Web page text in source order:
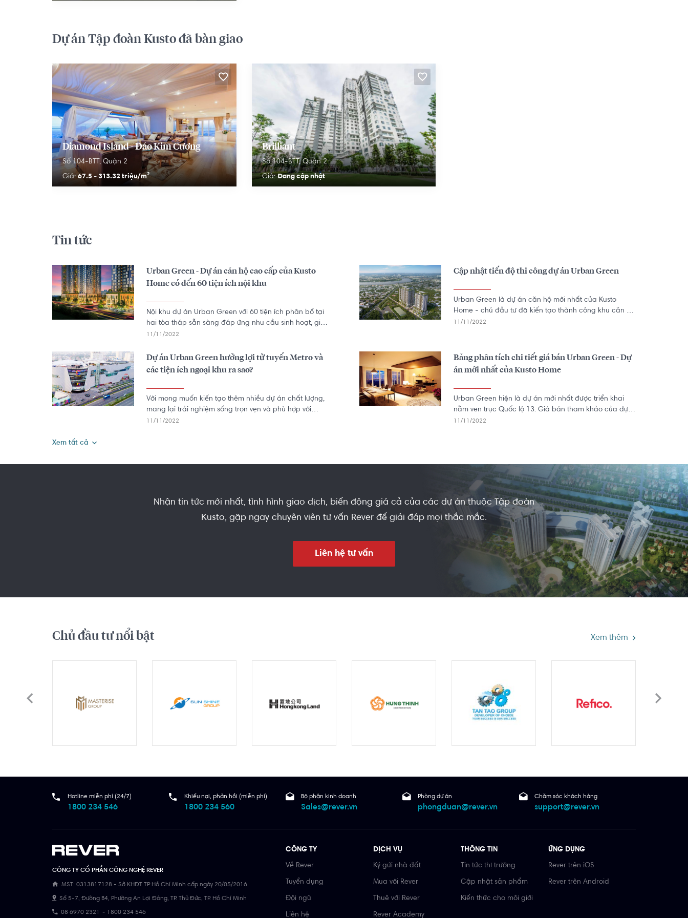
Dự án Tập đoàn Kusto đã bàn giao
Diamond Island - Đảo Kim Cương
Số 104-BTT, Quận 2
Giá: 67.5 - 313.32 triệu/m²
Brilliant
Số 104-BTT,Quận 2
Giá:Đang cập nhật
Tin tức
​Urban Green - Dự án căn hộ cao cấp của Kusto
Home có đến 60 tiện ích nội khu
Nội khu dự án Urban Green với 60 tiện ích phân bổ tại
hai tòa tháp sẵn sàng đáp ứng nhu cầu sinh hoạt, giải
trí của mọi thành viên trong gia đình.
11/11/2022
Cập nhật tiến độ thi công dự án Urban Green
Urban Green là dự án căn hộ mới nhất của Kusto
Home - chủ đầu tư đã kiến tạo thành công khu căn hộ
Diamond Island tại Bình Trưng Tây, TP Thủ Đức, được thị
hình ảnh và thông tin cập nhật tiến độ mới nhất của dự
án này.
11/11/2022
Dự án Urban Green hưởng lợi từ tuyến Metro và
các tiện ích ngoại khu ra sao?
Với mong muốn kiến tạo thêm nhiều dự án chất lượng,
mang lại trải nghiệm sống trọn vẹn và phù hợp với
nhiều đối tượng khách hàng, chủ đầu tư Kusto Home
ích ngoại khu chất lượng khác.
11/11/2022
Bảng phân tích chi tiết giá bán Urban Green - Dự
án mới nhất của Kusto Home
Urban Green hiện là dự án mới nhất được triển khai
nằm ven trục Quốc lộ 13. Giá bán tham khảo của dự
án Urban Green dao động từ 60 - 68 triệu/m2. Mức giá
11/11/2022
Xem tất cả
Nhận tin tức mới nhất, tình hình giao dịch, biến động giá cả của các dự án thuộc Tập đoàn
Kusto, gặp ngay chuyên viên tư vấn Rever để giải đáp mọi thắc mắc.
Liên hệ tư vấn
Chủ đầu tư nổi bật Xem thêm
Hotline miễn phí (24/7)
1800 234 546
Khiếu nại, phản hồi (miễn phí)
1800 234 560
Bộ phận kinh doanh
Sales@rever.vn
Phòng dự án
phongduan@rever.vn
Chăm sóc khách hàng
support@rever.vn
CÔNG TY CỔ PHẦN CÔNG NGHỆ REVER
MST: 0313817128 - Sở KHĐT TP Hồ Chí Minh cấp ngày 20/05/2016
Số 5-7, Đường B4, Phường An Lợi Đông, TP. Thủ Đức, TP. Hồ Chí Minh
08 6970 2321 - 1800 234 546
CÔNG TY
Về Rever
Tuyển dụng
Đội ngũ
Liên hệ
DỊCH VỤ
Ký gửi nhà đất
Mua với Rever
Thuê với Rever
Rever Academy
THÔNG TIN
Tin tức thị trường
Cập nhật sản phẩm
Kiến thức cho môi giới
ỨNG DỤNG
Rever trên iOS
Rever trên Android